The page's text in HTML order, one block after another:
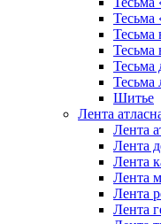
Тесьма
Тесьма
Тесьма
Тесьма
Тесьма
Шитье
Лента
Лента
Лента
Лента
Лента
Лента
Лента